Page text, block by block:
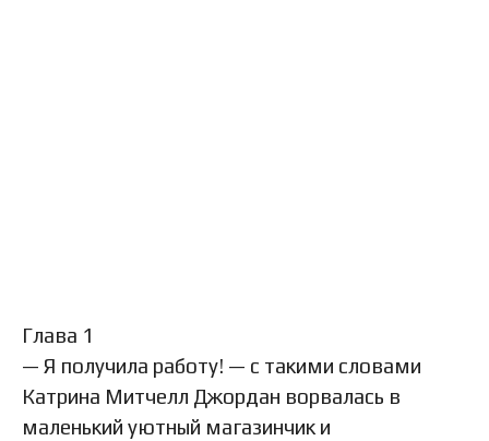
Глава 1
— Я получила работу! — с такими словами
Катрина Митчелл Джордан ворвалась в
маленький уютный магазинчик и